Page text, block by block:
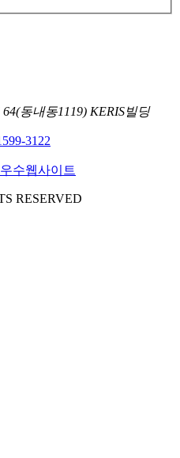
동내동1119) KERIS빌딩
3122
RESERVED